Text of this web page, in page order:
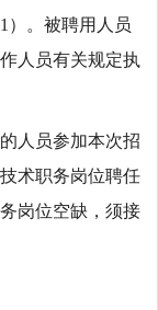
）。被聘用人员
人员有关规定执
人员参加本次招
术职务岗位聘任
岗位空缺，须接